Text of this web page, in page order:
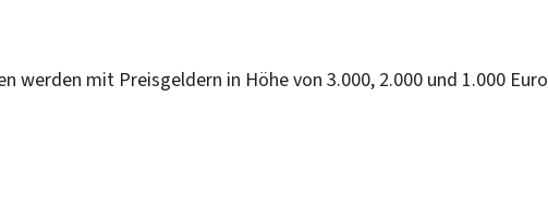
werden mit Preisgeldern in Höhe von 3.000, 2.000 und 1.000 Euro